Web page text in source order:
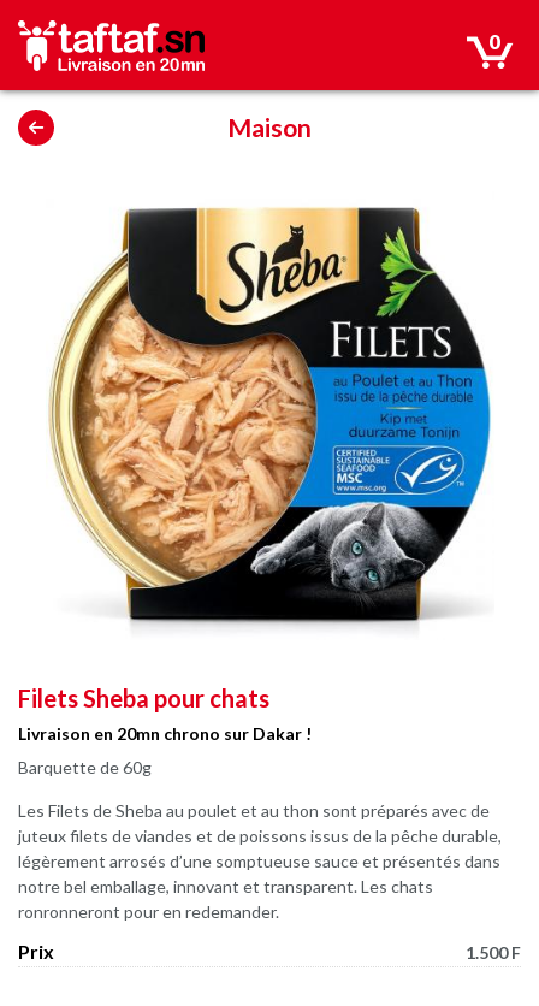
0
Maison
Filets Sheba pour chats
Livraison en 20mn chrono sur Dakar !
Barquette de 60g
Les Filets de Sheba au poulet et au thon sont préparés avec de
juteux filets de viandes et de poissons issus de la pêche durable,
légèrement arrosés d’une somptueuse sauce et présentés dans
notre bel emballage, innovant et transparent. Les chats
ronronneront pour en redemander.
Prix 1.500 F